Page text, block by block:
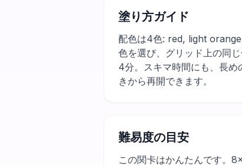
塗り方ガイド
配色は4色: red, light
色を選び、グリッド上の同
4分。スキマ時間にも、長
きから再開できます。
難易度の目安
この関卡はかんたんです。